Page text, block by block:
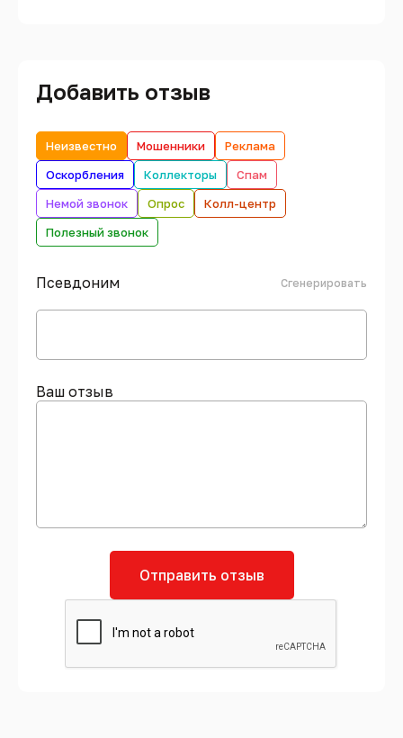
Добавить отзыв
Неизвестно Мошенники
Реклама
Оскорбления
Коллекторы
Спам
Немой звонок
Опрос
Колл-центр
Полезный звонок
Псевдоним Сгенерировать
Ваш отзыв
Отправить отзыв